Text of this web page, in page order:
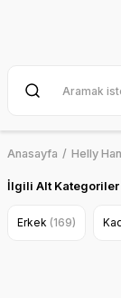
Anasayfa Helly
İlgili Alt Kategoriler
Erkek (169)